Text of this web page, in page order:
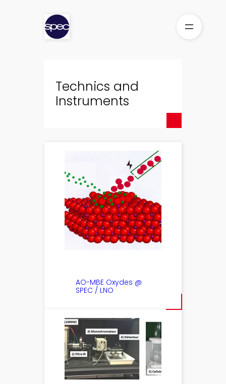
Technics and
Instruments
AO-MBE Oxydes @
SPEC / LNO